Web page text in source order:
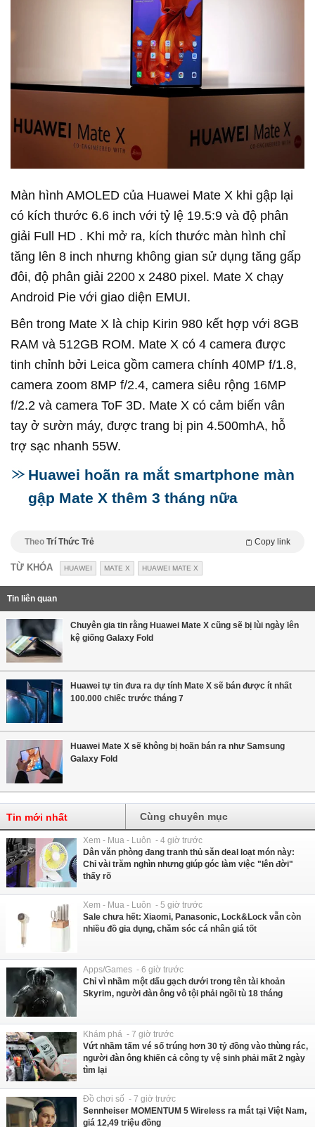
Màn hình AMOLED của Huawei Mate X khi gập lại
có kích thước 6.6 inch với tỷ lệ 19.5:9 và độ phân
giải Full HD . Khi mở ra, kích thước màn hình chỉ
tăng lên 8 inch nhưng không gian sử dụng tăng gấp
đôi, độ phân giải 2200 x 2480 pixel. Mate X chạy
Android Pie với giao diện EMUI.
Bên trong Mate X là chip Kirin 980 kết hợp với 8GB
RAM và 512GB ROM. Mate X có 4 camera được
tinh chỉnh bởi Leica gồm camera chính 40MP f/1.8,
camera zoom 8MP f/2.4, camera siêu rộng 16MP
f/2.2 và camera ToF 3D. Mate X có cảm biến vân
tay ở sườn máy, được trang bị pin 4.500mhA, hỗ
trợ sạc nhanh 55W.
Huawei hoãn ra mắt smartphone màn
gập Mate X thêm 3 tháng nữa
Theo Trí Thức Trẻ Copy link
TỪ KHÓA HUAWEI MATE X HUAWEI MATE X
Tin liên quan
Chuyên gia tin rằng Huawei Mate X cũng sẽ bị lùi ngày lên
kệ giống Galaxy Fold
Huawei tự tin đưa ra dự tính Mate X sẽ bán được ít nhất
100.000 chiếc trước tháng 7
Huawei Mate X sẽ không bị hoãn bán ra như Samsung
Galaxy Fold
Tin mới nhất Cùng chuyên mục
Xem - Mua - Luôn - 4 giờ trước
Dân văn phòng đang tranh thủ săn deal loạt món này:
Chỉ vài trăm nghìn nhưng giúp góc làm việc "lên đời"
thấy rõ
Xem - Mua - Luôn - 5 giờ trước
Sale chưa hết: Xiaomi, Panasonic, Lock&Lock vẫn còn
nhiều đồ gia dụng, chăm sóc cá nhân giá tốt
Apps/Games - 6 giờ trước
Chỉ vì nhầm một dấu gạch dưới trong tên tài khoản
Skyrim, người đàn ông vô tội phải ngồi tù 18 tháng
Khám phá - 7 giờ trước
Vứt nhầm tấm vé số trúng hơn 30 tỷ đồng vào thùng rác,
người đàn ông khiến cả công ty vệ sinh phải mất 2 ngày
tìm lại
Đồ chơi số - 7 giờ trước
Sennheiser MOMENTUM 5 Wireless ra mắt tại Việt Nam,
giá 12,49 triệu đồng